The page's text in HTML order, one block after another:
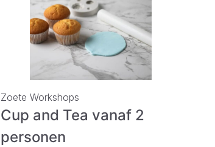
Zoete Workshops
Cup and Tea vanaf 2
personen